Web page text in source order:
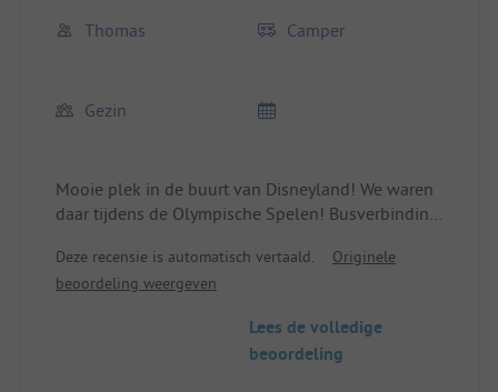
Thomas Camper
Gezin
Mooie plek in de buurt van Disneyland! We waren
daar tijdens de Olympische Spelen! Busverbinding
met de trein! Laatste bus terug naar de plek om
23.55!
Deze recensie is automatisch vertaald.
Originele
beoordeling weergeven
Lees de volledige
beoordeling